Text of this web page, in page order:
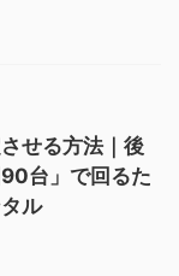
せる方法｜後
台」で回るた
ル